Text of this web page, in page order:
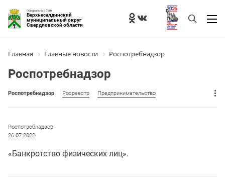
Официальный Сайт
Верхнесалдинский
муниципальный округ
Свердловской области
Главная Главные новости Роспотребнадзор
Роспотребнадзор
Роспотребнадзор Росреестр Предпринимательство
Роспотребнадзор
26.07.2022
«Банкротство физических лиц».